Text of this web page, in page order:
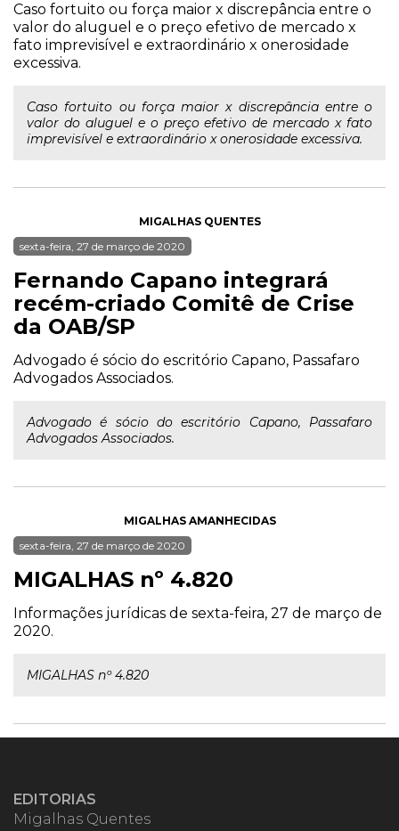
Caso fortuito ou força maior x discrepância entre o
valor do aluguel e o preço efetivo de mercado x
fato imprevisível e extraordinário x onerosidade
excessiva.
Caso fortuito ou força maior x discrepância entre o
valor do aluguel e o preço efetivo de mercado x fato
imprevisível e extraordinário x onerosidade excessiva.
MIGALHAS QUENTES
sexta-feira, 27 de março de 2020
Fernando Capano integrará
recém-criado Comitê de Crise
da OAB/SP
Advogado é sócio do escritório Capano, Passafaro
Advogados Associados.
Advogado é sócio do escritório Capano, Passafaro
Advogados Associados.
MIGALHAS AMANHECIDAS
sexta-feira, 27 de março de 2020
MIGALHAS nº 4.820
Informações jurídicas de sexta-feira, 27 de março de
2020.
MIGALHAS nº 4.820
EDITORIAS
Migalhas Quentes